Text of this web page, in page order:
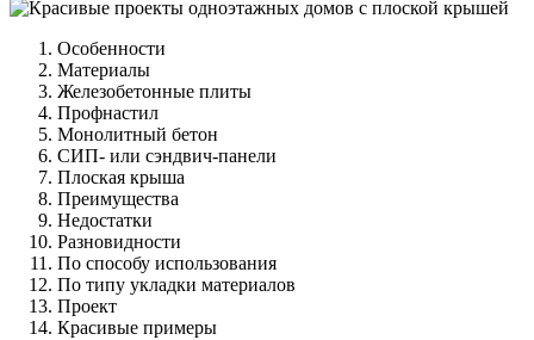
Особенности
Материалы
Железобетонные плиты
Профнастил
Монолитный бетон
СИП- или сэндвич-панели
Плоская крыша
Преимущества
Недостатки
Разновидности
По способу использования
По типу укладки материалов
Проект
Красивые примеры